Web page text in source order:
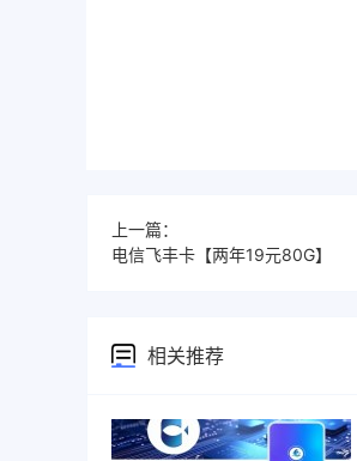
上一篇：
电信飞丰卡【两年19元80G】
相关推荐